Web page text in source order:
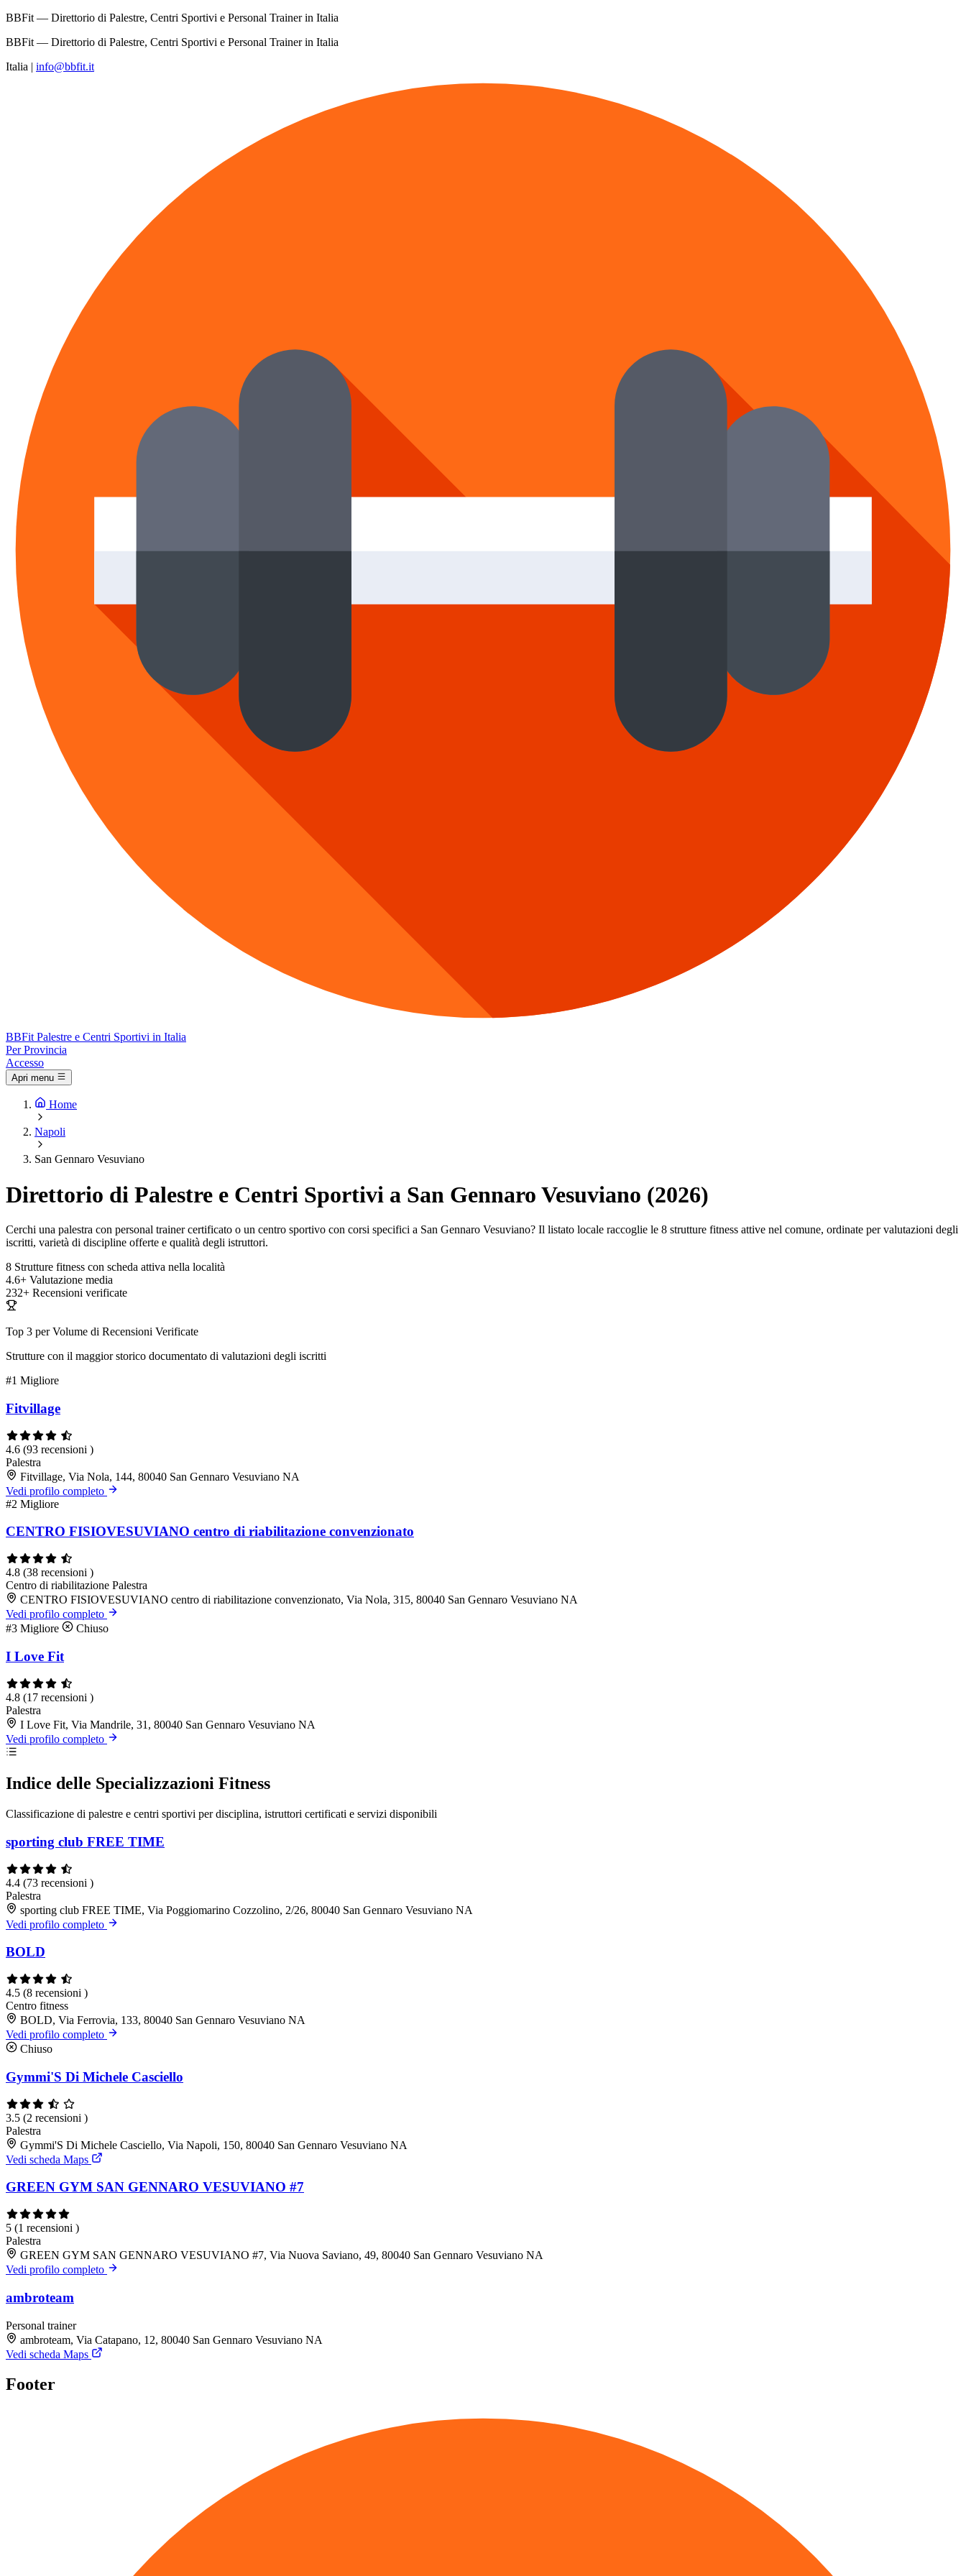
BBFit — Direttorio di Palestre, Centri Sportivi e Personal Trainer in Italia
BBFit — Direttorio di Palestre, Centri Sportivi e Personal Trainer in Italia
Italia | info@bbfit.it
BBFit Palestre e Centri Sportivi in Italia
Per Provincia
Accesso
Apri menu
Home
Napoli
San Gennaro Vesuviano
Direttorio di Palestre e Centri Sportivi a San Gennaro Vesuviano (2026)
Cerchi una palestra con personal trainer certificato o un centro sportivo con corsi specifici a San Gennaro Vesuviano? Il listato locale raccoglie le 8 strutture fitness attive nel comune, ordinate per valutazioni degli
iscritti, varietà di discipline offerte e qualità degli istruttori.
8 Strutture fitness con scheda attiva nella località
4.6+ Valutazione media
232+ Recensioni verificate
Top 3 per Volume di Recensioni Verificate
Strutture con il maggior storico documentato di valutazioni degli iscritti
#1 Migliore
Fitvillage
4.6 (93 recensioni )
Palestra
Fitvillage, Via Nola, 144, 80040 San Gennaro Vesuviano NA
Vedi profilo completo
#2 Migliore
CENTRO FISIOVESUVIANO centro di riabilitazione convenzionato
4.8 (38 recensioni )
Centro di riabilitazione Palestra
CENTRO FISIOVESUVIANO centro di riabilitazione convenzionato, Via Nola, 315, 80040 San Gennaro Vesuviano NA
Vedi profilo completo
#3 Migliore Chiuso
I Love Fit
4.8 (17 recensioni )
Palestra
I Love Fit, Via Mandrile, 31, 80040 San Gennaro Vesuviano NA
Vedi profilo completo
Indice delle Specializzazioni Fitness
Classificazione di palestre e centri sportivi per disciplina, istruttori certificati e servizi disponibili
sporting club FREE TIME
4.4 (73 recensioni )
Palestra
sporting club FREE TIME, Via Poggiomarino Cozzolino, 2/26, 80040 San Gennaro Vesuviano NA
Vedi profilo completo
BOLD
4.5 (8 recensioni )
Centro fitness
BOLD, Via Ferrovia, 133, 80040 San Gennaro Vesuviano NA
Vedi profilo completo
Chiuso
Gymmi'S Di Michele Casciello
3.5 (2 recensioni )
Palestra
Gymmi'S Di Michele Casciello, Via Napoli, 150, 80040 San Gennaro Vesuviano NA
Vedi scheda Maps
GREEN GYM SAN GENNARO VESUVIANO #7
5 (1 recensioni )
Palestra
GREEN GYM SAN GENNARO VESUVIANO #7, Via Nuova Saviano, 49, 80040 San Gennaro Vesuviano NA
Vedi profilo completo
ambroteam
Personal trainer
ambroteam, Via Catapano, 12, 80040 San Gennaro Vesuviano NA
Vedi scheda Maps
Footer